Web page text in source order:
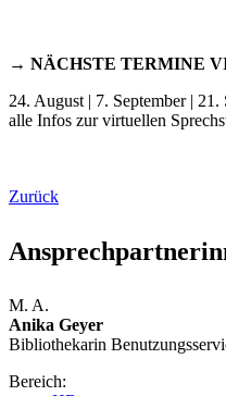
→ NÄCHSTE TERMINE
24. August | 7. September |
alle Infos zur virtuellen
Zurück
M. A.
Anika Geyer
Bibliothekarin
Bereich: